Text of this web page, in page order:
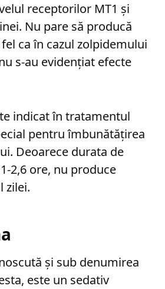
receptorilor MT1 și
Nu pare să producă
ca în cazul zolpidemului
s-au evidențiat efecte
indicat în tratamentul
pentru îmbunătățirea
Deoarece durata de
2,6 ore, nu produce
zilei.
și sub denumirea
este un sedativ